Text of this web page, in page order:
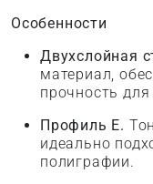
Особенности
Двухслойная
материал,
прочность для
Профиль E.
идеально
полиграфии.